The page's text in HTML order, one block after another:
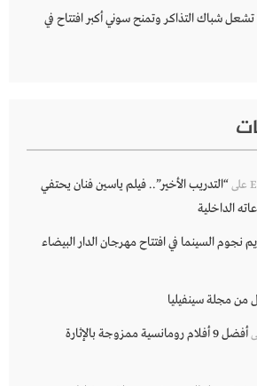
شباك التذاكر وتمنح سوني أكبر افتتاح في
على“التدريب الأخير”.. فيلم ياسين فنان يحتفي
الداخلية
نجوم السينما في افتتاح مهرجان الدار البيضاء
من مجلة سينفيليا
أفضل 9 أفلام رومانسية ممزوجة بالإثارة